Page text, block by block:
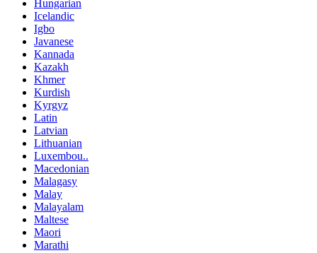
Hungarian
Icelandic
Igbo
Javanese
Kannada
Kazakh
Khmer
Kurdish
Kyrgyz
Latin
Latvian
Lithuanian
Luxembou..
Macedonian
Malagasy
Malay
Malayalam
Maltese
Maori
Marathi